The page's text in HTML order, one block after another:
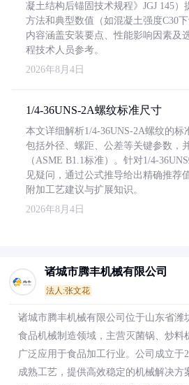
凝土结构后锚固技术规程》JGJ 145
方法和典型数值（如混凝土强度C30下
内容涵盖安装要点、性能影响因素及
程技术人员参考。
2026年8月4日
1/4-36UNS-2A螺纹标准尺寸
本文详细解析1/4-36UNS-2A螺纹的标
包括外径、螺距、公差等关键参数，
（ASME B1.1标准）。针对1/4-
见疑问，通过公式推导给出精确推荐
附加工艺建议与扩展知识。
2026年8月4日
诸城市腾丰机械有限公司
法人:张文花
诸城市腾丰机械有限公司位于山东省潍
食品机械制造领域，主营灭菌锅、炒料
广泛应用于食品加工行业。公司成立于
成熟工艺，提供高效稳定的机械解决方